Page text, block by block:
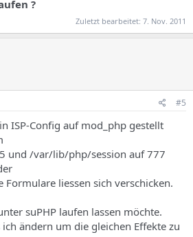
?
Zuletzt bearbeitet: 7. Nov. 2011
#5
ISP-Config auf mod_php gestellt
und /var/lib/php/session auf 777
Formulare liessen sich verschicken.
suPHP laufen lassen möchte.
ändern um die gleichen Effekte zu